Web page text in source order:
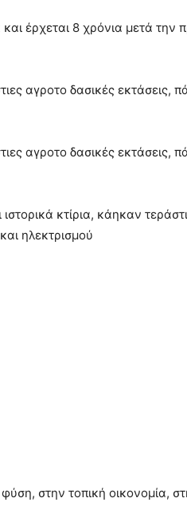
έρχεται 8 χρόνια μετά την
αγροτο δασικές εκτάσεις,
αγροτο δασικές εκτάσεις,
κτίρια, κάηκαν
ηλεκτρισμού
στην τοπική οικονομία,